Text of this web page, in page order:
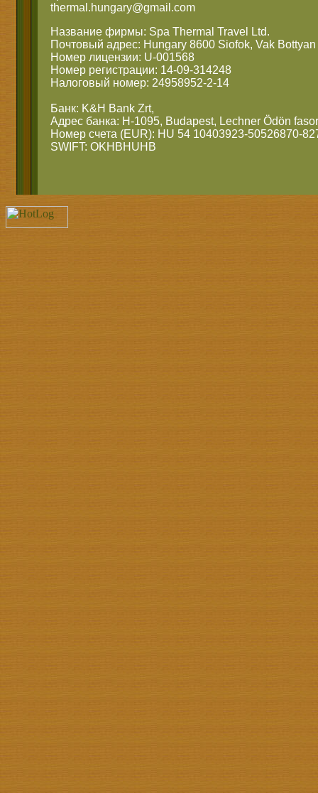
thermal.hungary@gmail.com
Название фирмы: Spa Thermal Travel Ltd.
Почтовый адрес: Hungary 8600 Siofok, Vak Bottyan
Номер лицензии: U-001568
Номер регистрации: 14-09-314248
Налоговый номер: 24958952-2-14
Банк: K&H Bank Zrt,
Адрес банка: H-1095, Budapest, Lechner Ödön
Номер счета (EUR): HU 54 10403923-50526870-
SWIFT: OKHBHUHB